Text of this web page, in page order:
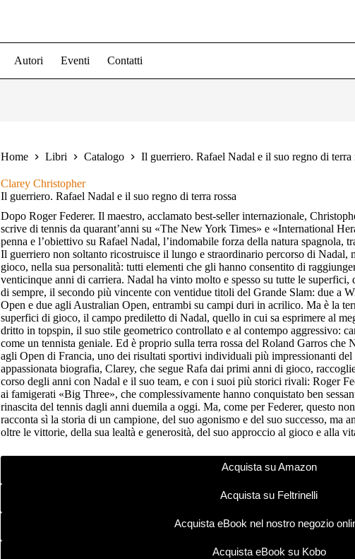
Autori Eventi Contatti
Home Libri Catalogo Il guerriero. Rafael Nadal e il suo regno di terra
Clarey Christopher
Il guerriero. Rafael Nadal e il suo regno di terra rossa
Dopo Roger Federer. Il maestro, acclamato best-seller internazionale,
scrive di tennis da quarant’anni su «The New York Times» e «International
penna e l’obiettivo su Rafael Nadal, l’indomabile forza della natura spagnola,
Il guerriero non soltanto ricostruisce il lungo e straordinario percorso di Nadal,
gioco, nella sua personalità: tutti elementi che gli hanno consentito di
venticinque anni di carriera. Nadal ha vinto molto e spesso su tutte le
di sempre, il secondo più vincente con ventidue titoli del Grande Slam: due a
Open e due agli Australian Open, entrambi su campi duri in acrilico. Ma è la
superfici di gioco, il campo prediletto di Nadal, quello in cui sa esprimere al
dritto in topspin, il suo stile geometrico controllato e al contempo aggressivo:
come un tennista geniale. Ed è proprio sulla terra rossa del Roland Garros che
agli Open di Francia, uno dei risultati sportivi individuali più impressionanti
appassionata biografia, Clarey, che segue Rafa dai primi anni di gioco,
corso degli anni con Nadal e il suo team, e con i suoi più storici rivali: Roger
ai famigerati «Big Three», che complessivamente hanno conquistato ben
rinascita del tennis dagli anni duemila a oggi. Ma, come per Federer, questo
racconta sì la storia di un campione, del suo agonismo e del suo successo, ma
oltre le vittorie, della sua lealtà e generosità, del suo approccio al gioco e alla
Acquista su Amazon
Acquista su Feltrinelli
Acquista eBook nel nostro negozio
Acquista eBook su Kobo